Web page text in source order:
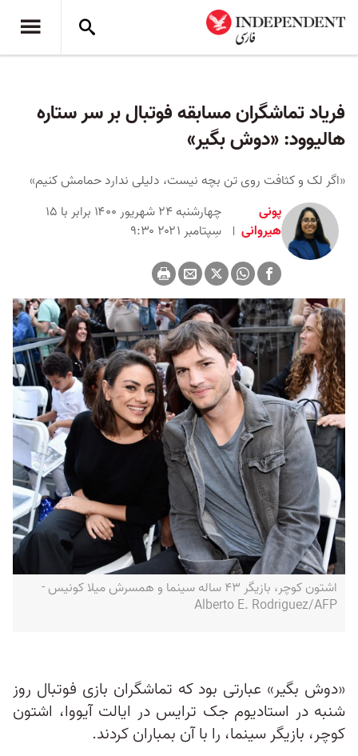
فریاد تماشگران مسابقه فوتبال بر سر ستاره
هالیوود:‌ «دوش بگیر»
«اگر لک و کثافت روی تن بچه نیست،‌ دلیلی ندارد حمامش کنیم»
پونی
هیروانی
چهارشنبه ۲۴ شهریور ۱۴۰۰ برابر با ۱۵
سِپتامبر ۲۰۲۱ ۹:۳۰
اشتون کوچر، بازیگر ۴۳ ساله سینما و همسرش میلا کونیس -
Alberto E. Rodriguez/AFP
«دوش بگیر» عبارتی بود که تماشگران بازی فوتبال روز
شنبه در استادیوم جک ترایس در ایالت آیووا، اشتون
کوچر، بازیگر سینما، را با آن بمباران کردند.